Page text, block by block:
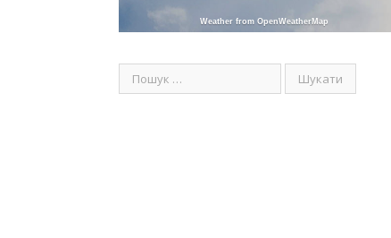
Weather from OpenWeatherMap